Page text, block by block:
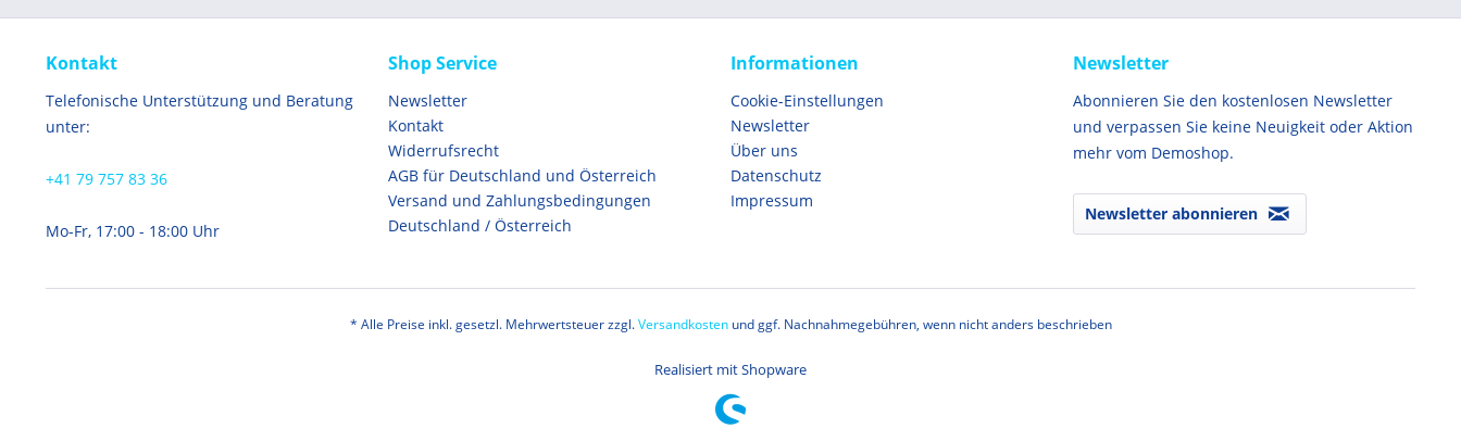
Kontakt
Telefonische Unterstützung und Beratung
unter:
+41 79 757 83 36
Mo-Fr, 17:00 - 18:00 Uhr
Shop Service
Newsletter
Kontakt
Widerrufsrecht
AGB für Deutschland und Österreich
Versand und Zahlungsbedingungen
Deutschland / Österreich
Informationen
Cookie-Einstellungen
Newsletter
Über uns
Datenschutz
Impressum
Newsletter
Abonnieren Sie den kostenlosen Newsletter
und verpassen Sie keine Neuigkeit oder Aktion
mehr vom Demoshop.
Newsletter abonnieren
* Alle Preise inkl. gesetzl. Mehrwertsteuer zzgl.Versandkostenund ggf. Nachnahmegebühren, wenn nicht anders beschrieben
Realisiert mit Shopware